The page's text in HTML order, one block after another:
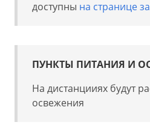
доступны на странице
ПУНКТЫ ПИТАНИЯ И
На дистанцииях будут
освежения